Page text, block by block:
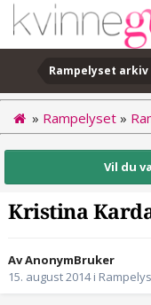
Rampelyset arkiv
» Rampelyset »
Vil du
Kristina
Av AnonymBruker
15. august 2014i